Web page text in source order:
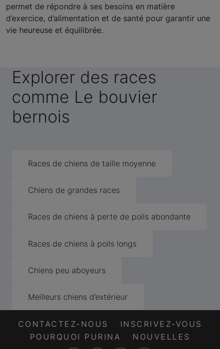
permet de répondre à ses besoins en matière
d’exercice, d’alimentation et de santé pour garantir une
vie heureuse et équilibrée.
Explorer des races
comme Le bouvier
bernois
Races de chiens de taille moyenne
Chiens de grandes races
Races de chiens à perte de poils abondante
Races de chiens à poils longs
Chiens peu aboyeurs
Meilleurs chiens d’extérieur
CONTACTEZ-NOUS
INSCRIVEZ-VOUS
POURQUOI PURINA
NOUVELLES